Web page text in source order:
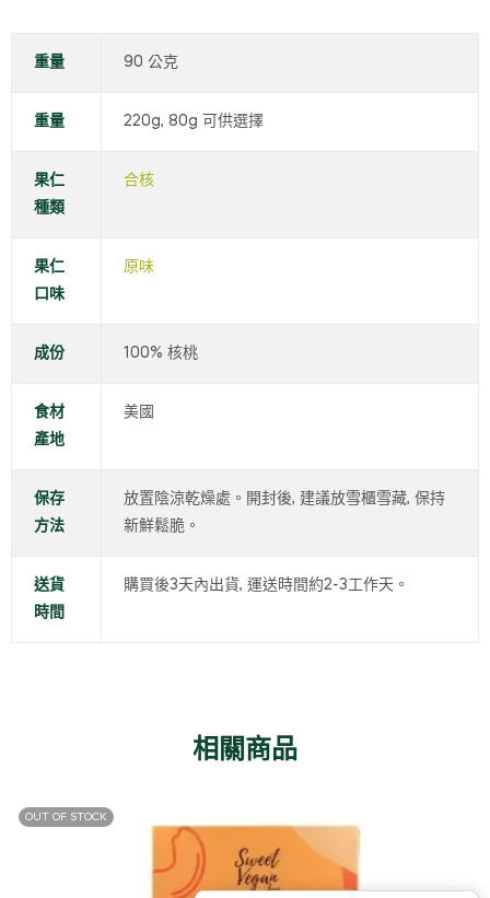
重量 90 公克
重量 220g, 80g
果仁
種類
合核
果仁
口味
原味
成份 100% 核桃
食材
產地
美國
保存
方法
放置陰涼乾燥處。開封後, 建議放雪櫃雪藏, 保持
新鮮鬆脆。
送貨
時間
購買後3天內出貨, 運送時間約2-3工作天。
相關商品
OUT OF STOCK